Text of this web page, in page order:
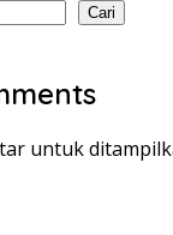
Cari
untuk